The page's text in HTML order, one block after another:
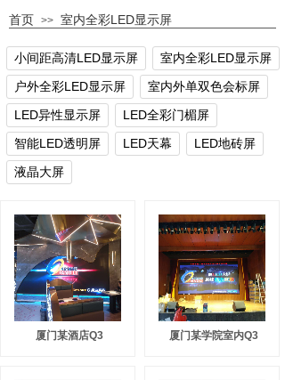
首页 >> 室内全彩LED显示屏
小间距高清LED显示屏
室内全彩LED显示屏
户外全彩LED显示屏
室内外单双色会标屏
LED异性显示屏
LED全彩门楣屏
智能LED透明屏
LED天幕
LED地砖屏
液晶大屏
厦门某酒店Q3 厦门某学院室内Q3